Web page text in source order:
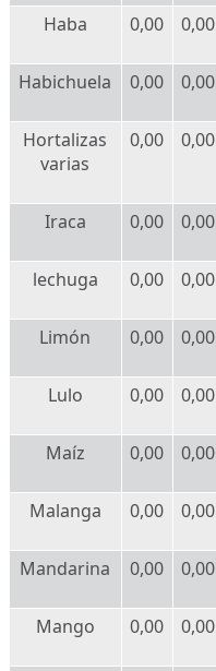
Haba 0,00 0,00
Habichuela 0,00 0,00
Hortalizas
varias
0,00 0,00
Iraca 0,00 0,00
lechuga 0,00 0,00
Limón 0,00 0,00
Lulo 0,00 0,00
Maíz 0,00 0,00
Malanga 0,00 0,00
Mandarina 0,00 0,00
Mango 0,00 0,00